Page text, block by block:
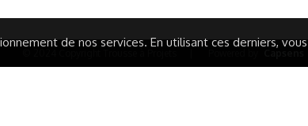
de nos services. En utilisant ces derniers,